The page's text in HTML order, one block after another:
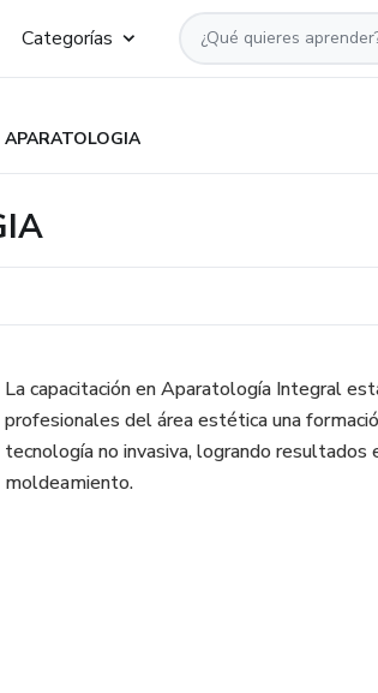
Categorías
APARATOLOGIA
La capacitación en Aparatología Integral
profesionales del área estética una
tecnología no invasiva, logrando
moldeamiento.